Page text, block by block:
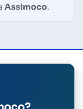
Assimoco.